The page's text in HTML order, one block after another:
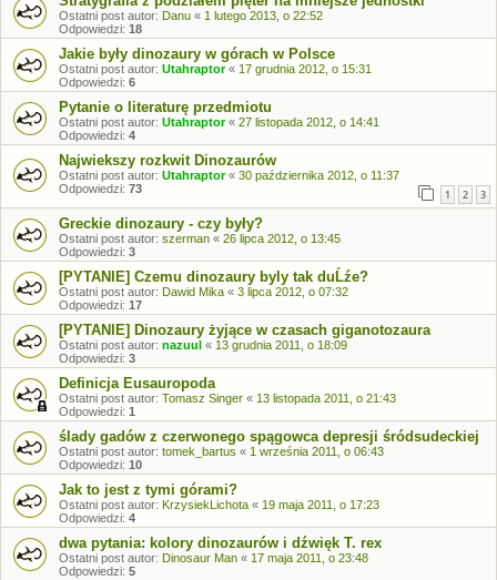
Ostatni post autor: Danu « 1 lutego 2013, o 22:52
Odpowiedzi: 18
Jakie były dinozaury w górach w Polsce
Ostatni post autor: Utahraptor« 17 grudnia 2012, o 15:31
Odpowiedzi: 6
Pytanie o literaturę przedmiotu
Ostatni post autor: Utahraptor« 27 listopada 2012, o 14:41
Odpowiedzi: 4
Najwiekszy rozkwit Dinozaurów
Ostatni post autor: Utahraptor« 30 października 2012, o 11:37
Odpowiedzi: 73 1 2 3
Greckie dinozaury - czy były?
Ostatni post autor: szerman « 26 lipca 2012, o 13:45
Odpowiedzi: 3
[PYTANIE] Czemu dinozaury byly tak duĹźe?
Ostatni post autor: Dawid Mika « 3 lipca 2012, o 07:32
Odpowiedzi: 17
[PYTANIE] Dinozaury żyjące w czasach giganotozaura
Ostatni post autor: nazuul « 13 grudnia 2011, o 18:09
Odpowiedzi: 3
Definicja Eusauropoda
Ostatni post autor: Tomasz Singer « 13 listopada 2011, o 21:43
Odpowiedzi: 1
ślady gadów z czerwonego spągowca depresji śródsudeckiej
Ostatni post autor: tomek_bartus « 1 września 2011, o 06:43
Odpowiedzi: 10
Jak to jest z tymi górami?
Ostatni post autor: KrzysiekLichota « 19 maja 2011, o 17:23
Odpowiedzi: 4
dwa pytania: kolory dinozaurów i dźwięk T. rex
Ostatni post autor: Dinosaur Man « 17 maja 2011, o 23:48
Odpowiedzi: 5